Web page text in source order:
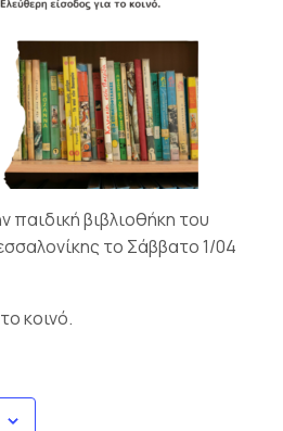
παιδική βιβλιοθήκη του
το Σάββατο 1/04
κοινό.